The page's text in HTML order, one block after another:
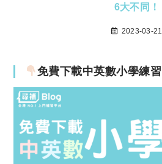
6大不同！
2023-03-21
免費下載中英數小學練習